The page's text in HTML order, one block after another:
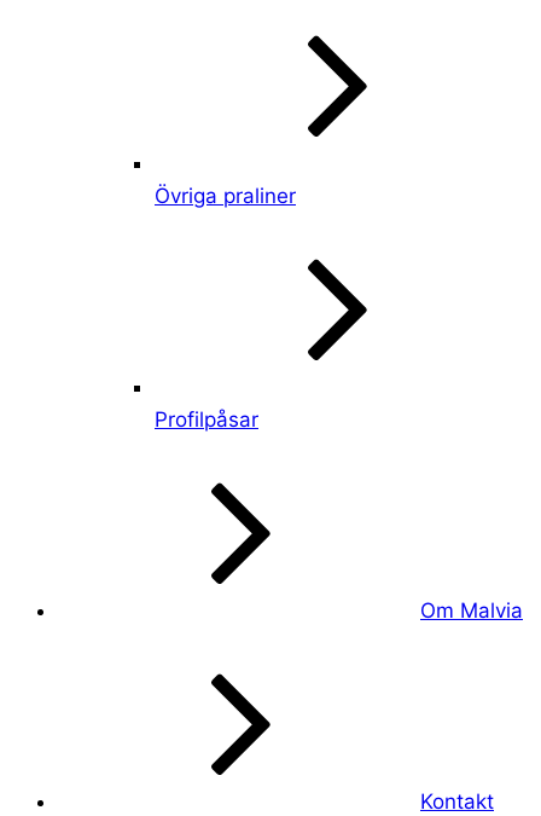
Övriga praliner
Profilpåsar
Om Malvia
Kontakt